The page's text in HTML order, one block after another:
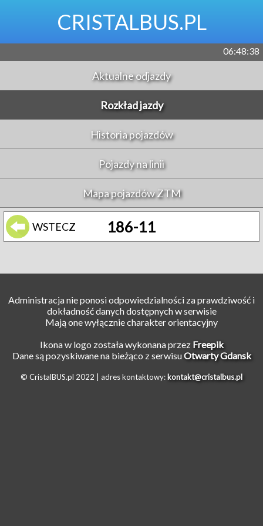
CRISTALBUS.PL
06:48:38
Aktualne odjazdy
Rozkład jazdy
Historia pojazdów
Pojazdy na linii
Mapa pojazdów ZTM
WSTECZ 186-11
Administracja nie ponosi odpowiedzialności za prawdziwość i
dokładność danych dostępnych w serwisie
Mają one wyłącznie charakter orientacyjny
Ikona w logo została wykonana przez Freepik
Dane są pozyskiwane na bieżąco z serwisuOtwarty Gdansk
© CristalBUS.pl 2022 | adres kontaktowy: kontakt@cristalbus.pl